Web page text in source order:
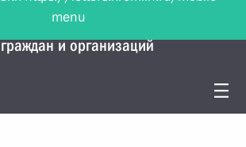
по работе с
и организаций
menu